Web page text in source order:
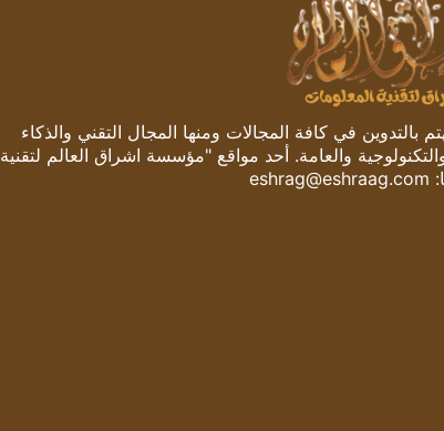
في كافة المجالات ومنها المجال التقني والذكاء
والعامة. أحد مواقع "مؤسسة اشراق العالم لتقنية
eshrag@eshraag.com